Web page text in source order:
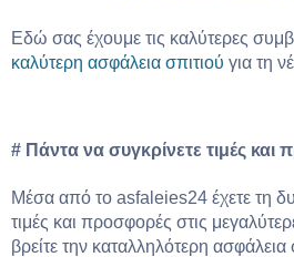
Εδώ σας έχουμε τις καλύτερες
καλύτερη ασφάλεια σπιτιού για τη
# Πάντα να συγκρίνετε τιμές και
Μέσα από το asfaleies24 έχετε τη
τιμές και προσφορές στις
βρείτε την καταλληλότερη ασφάλεια